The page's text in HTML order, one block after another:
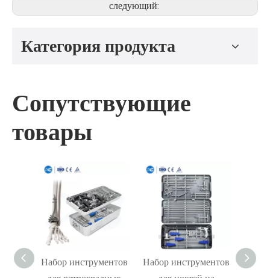
следующий:
Категория продукта
Сопутствующие
товары
Набор инструментов
Набор инструментов